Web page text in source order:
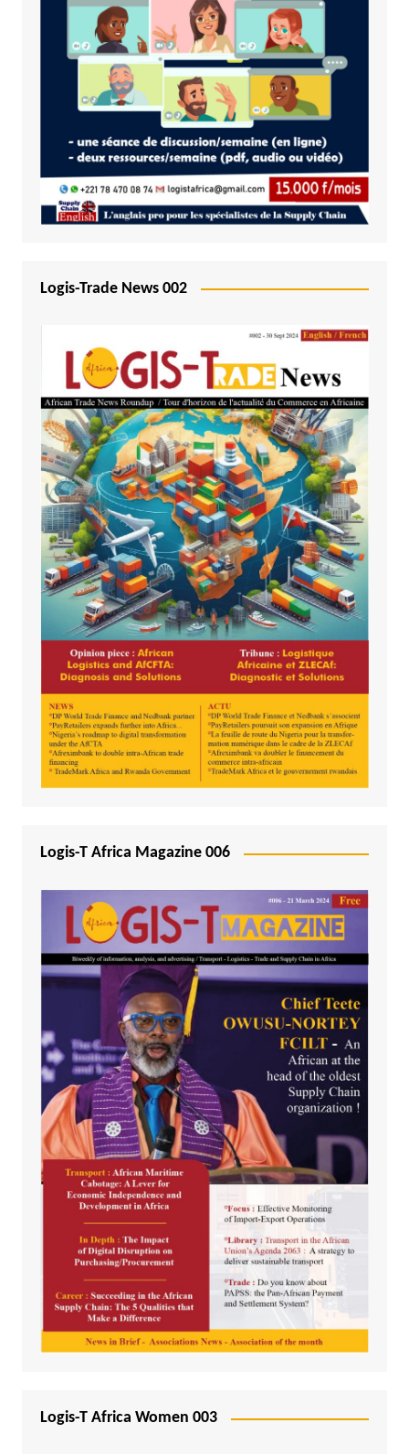
Logis-Trade News 002
Logis-T Africa Magazine 006
Logis-T Africa Women 003